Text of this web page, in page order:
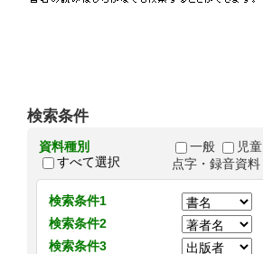
検索条件
資料種別
すべて選択
一般 児童
点字・録音資料
検索条件1
検索条件2
検索条件3